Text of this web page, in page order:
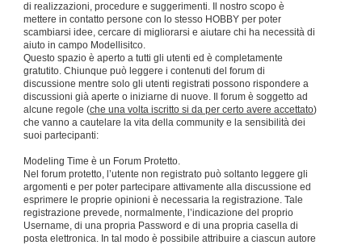
di realizzazioni, procedure e suggerimenti. Il nostro scopo è
mettere in contatto persone con lo stesso HOBBY per poter
scambiarsi idee, cercare di migliorarsi e aiutare chi ha necessità di
aiuto in campo Modellisitco.
Questo spazio è aperto a tutti gli utenti ed è completamente
gratutito. Chiunque può leggere i contenuti del forum di
discussione mentre solo gli utenti registrati possono rispondere a
discussioni già aperte o iniziarne di nuove. Il forum è soggetto ad
alcune regole (che una volta iscritto si da per certo avere accettato)
che vanno a cautelare la vita della community e la sensibilità dei
suoi partecipanti:
Modeling Time è un Forum Protetto.
Nel forum protetto, l’utente non registrato può soltanto leggere gli
argomenti e per poter partecipare attivamente alla discussione ed
esprimere le proprie opinioni è necessaria la registrazione. Tale
registrazione prevede, normalmente, l’indicazione del proprio
Username, di una propria Password e di una propria casella di
posta elettronica. In tal modo è possibile attribuire a ciascun autore